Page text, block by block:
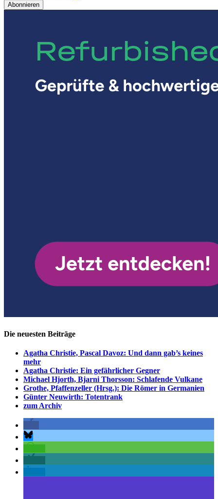
Die neuesten Beiträge
Agatha Christie, Pascal Davoz: Und dann gab’s keines
mehr
Agatha Christie: Ein gefährlicher Gegner
Michael Hjorth, Bjarni Thorsson: Schlafende Vulkane
Grothe, Pfaffenzeller (Hrsg.): Die Römer in Germanien
Günter Neuwirth: Totentrank
zum Archiv